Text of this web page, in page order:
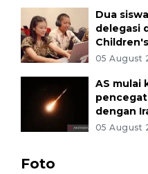
Dua
delegasi
05 August
AS mulai
dengan
05 August
Foto